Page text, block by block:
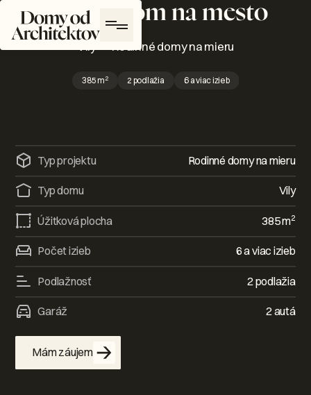
Domy od Architektov Logo
s výhľadom na mesto
Rodinné domy na mieru
385m2 2 podlažia 6 a viac izieb
Typ projektu Rodinné domy na mieru
Typ domu Vily
Úžitková plocha 385m2
Počet izieb 6 a viac izieb
Podlažnosť 2 podlažia
Garáž 2 autá
Mám záujem